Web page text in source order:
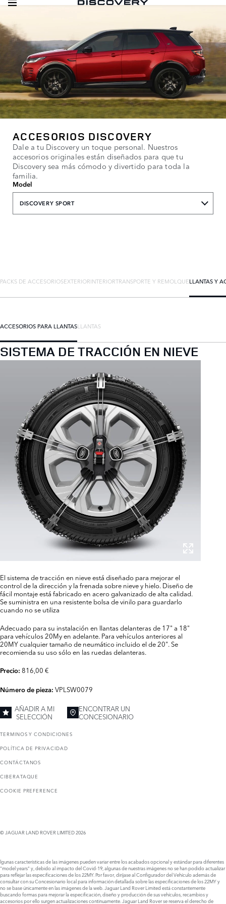
ACCESORIOS DISCOVERY
Dale a tu Discovery un toque personal. Nuestros
accesorios originales están diseñados para que tu
Discovery sea más cómodo y divertido para toda la
familia.
Model
DISCOVERY SPORT
PACKS DE ACCESORIOSEXTERIORINTERIORTRANSPORTE Y REMOLQUELLANTAS Y
ACCESORIOS PARA LLANTASLLANTAS
SISTEMA DE TRACCIÓN EN NIEVE
El sistema de tracción en nieve está diseñado para mejorar el
control de la dirección y la frenada sobre nieve y hielo. Diseño de
fácil montaje está fabricado en acero galvanizado de alta calidad.
Se suministra en una resistente bolsa de vinilo para guardarlo
cuando no se utiliza
Adecuado para su instalación en llantas delanteras de 17" a 18"
para vehículos 20My en adelante. Para vehículos anteriores al
20MY cualquier tamaño de neumático incluido el de 20". Se
recomienda su uso sólo en las ruedas delanteras.
Precio: 816,00 €
Número de pieza: VPLSW0079
AÑADIR A MI
SELECCIÓN
ENCONTRAR UN
CONCESIONARIO
TERMINOS Y CONDICIONES
POLÍTICA DE PRIVACIDAD
CONTÁCTANOS
CIBERATAQUE
COOKIE PREFERENCE
© JAGUAR LAND ROVER LIMITED 2026
lgunas características de las imágenes pueden variar entre los acabados opcional y estándar para diferentes
"model years" y, debido al impacto del Covid-19, algunas de nuestras imágenes no se han podido actualizar
para reflejar las especificaciones de los 22MY. Por favor, diríjase al Configurador del Vehículo además de
consultar con su Concesionario local para información detallada sobre las especificaciones de los 22MY y
no se base únicamente en las imágenes de la web. Jaguar Land Rover Limited está constantemente
buscando formas para mejorar la especificación, diseño y producción de sus vehículos, recambios y
accesorios por ello surgen actualizaciones continuamente. Jaguar Land Rover se reserva el derecho de